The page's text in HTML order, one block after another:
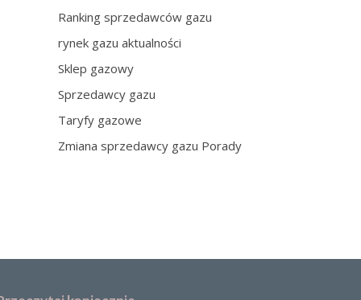
Ranking sprzedawców gazu
rynek gazu aktualności
Sklep gazowy
Sprzedawcy gazu
Taryfy gazowe
Zmiana sprzedawcy gazu Porady